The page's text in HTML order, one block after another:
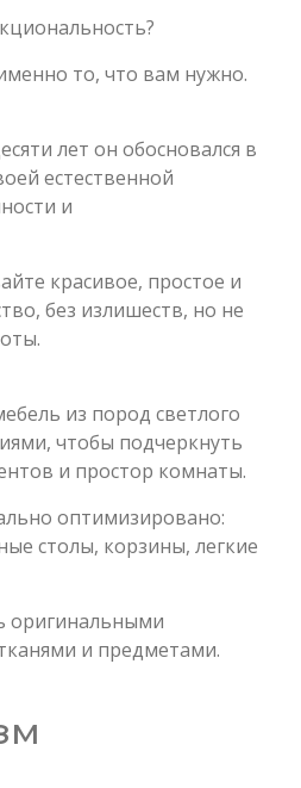
то, что вам нужно.
лет он обосновался в
естественной
и
красивое, простое и
без излишеств, но не
из пород светлого
чтобы подчеркнуть
и простор комнаты.
оптимизировано:
столы, корзины, легкие
оригинальными
и предметами.